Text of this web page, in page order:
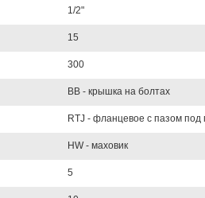
1/2"
15
300
BB - крышка на болтах
RTJ - фланцевое с пазом под
HW - маховик
5